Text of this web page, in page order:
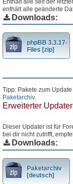
Enthält alle seit der
enthält alle geänderte
Downloads:
phpBB 3.3.17-
Files [zip]
Tipp: Pakete zum
Paketarchiv.
Erweiterter Updater
Dieser Updater ist für
bei dir nicht zutrifft,
Downloads:
Paketarchiv
[deutsch]